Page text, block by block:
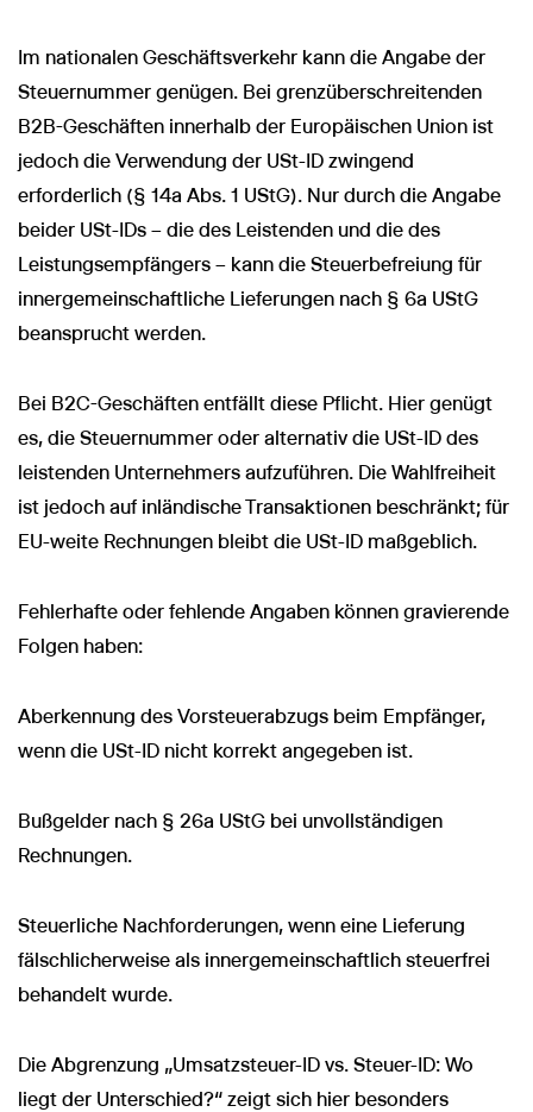
Im nationalen Geschäftsverkehr kann die Angabe der
Steuernummer genügen. Bei grenzüberschreitenden
B2B-Geschäften innerhalb der Europäischen Union ist
jedoch die Verwendung der USt-ID zwingend
erforderlich (§ 14a Abs. 1 UStG). Nur durch die Angabe
beider USt-IDs – die des Leistenden und die des
Leistungsempfängers – kann die Steuerbefreiung für
innergemeinschaftliche Lieferungen nach § 6a UStG
beansprucht werden.
Bei B2C-Geschäften entfällt diese Pflicht. Hier genügt
es, die Steuernummer oder alternativ die USt-ID des
leistenden Unternehmers aufzuführen. Die Wahlfreiheit
ist jedoch auf inländische Transaktionen beschränkt; für
EU-weite Rechnungen bleibt die USt-ID maßgeblich.
Fehlerhafte oder fehlende Angaben können gravierende
Folgen haben:
Aberkennung des Vorsteuerabzugs beim Empfänger,
wenn die USt-ID nicht korrekt angegeben ist.
Bußgelder nach § 26a UStG bei unvollständigen
Rechnungen.
Steuerliche Nachforderungen, wenn eine Lieferung
fälschlicherweise als innergemeinschaftlich steuerfrei
behandelt wurde.
Die Abgrenzung „Umsatzsteuer-ID vs. Steuer-ID: Wo
liegt der Unterschied?“ zeigt sich hier besonders